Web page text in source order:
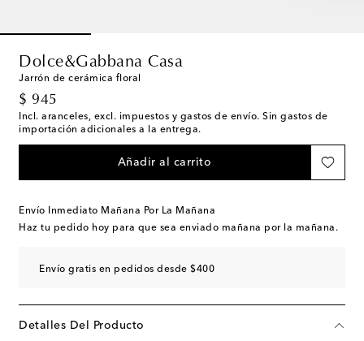
Dolce&Gabbana Casa
Jarrón de cerámica floral
$ 945
original price
Incl. aranceles, excl. impuestos y gastos de envío. Sin gastos de
importación adicionales a la entrega.
Añadir al carrito
Envío Inmediato Mañana Por La Mañana
Haz tu pedido hoy para que sea enviado mañana por la mañana.
Envío gratis en pedidos desde $400
Detalles Del Producto